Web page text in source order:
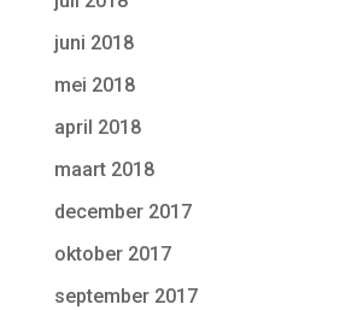
juni 2018
mei 2018
april 2018
maart 2018
december 2017
oktober 2017
september 2017